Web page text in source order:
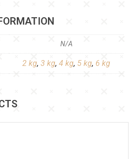
N/A
2 kg, 3 kg, 4 kg, 5 kg, 6 kg